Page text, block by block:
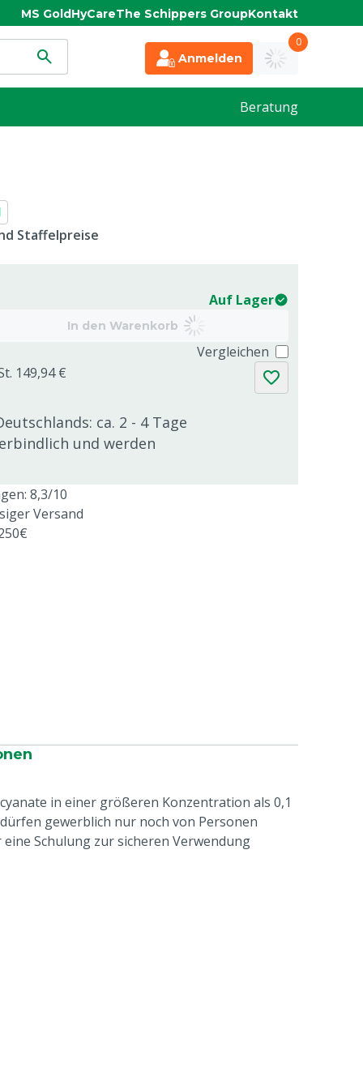
MS GoldHyCareThe Schippers GroupKontakt
Anmelden
0
Beratung
Auf Lager
In den Warenkorb
149,94 €
ca. 2 - 4 Tage
und werden
Vergleichen
Staffelpreise
8,3/10
Versand
in einer größeren Konzentration als 0,1
gewerblich nur noch von Personen
Schulung zur sicheren Verwendung